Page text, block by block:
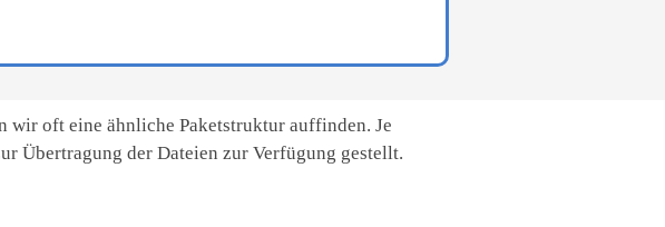
wir oft eine ähnliche Paketstruktur auffinden. Je
Übertragung der Dateien zur Verfügung gestellt.